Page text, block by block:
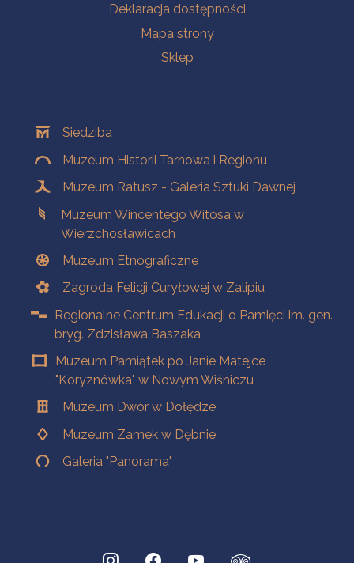
Deklaracja dostępności
Mapa strony
Sklep
Siedziba
Muzeum Historii Tarnowa i Regionu
Muzeum Ratusz - Galeria Sztuki Dawnej
Muzeum Wincentego Witosa w
Wierzchosławicach
Muzeum Etnograficzne
Zagroda Felicji Curyłowej w Zalipiu
Regionalne Centrum Edukacji o Pamięci im. gen.
bryg. Zdzisława Baszaka
Muzeum Pamiątek po Janie Matejce
"Koryznówka" w Nowym Wiśniczu
Muzeum Dwór w Dołędze
Muzeum Zamek w Dębnie
Galeria "Panorama"